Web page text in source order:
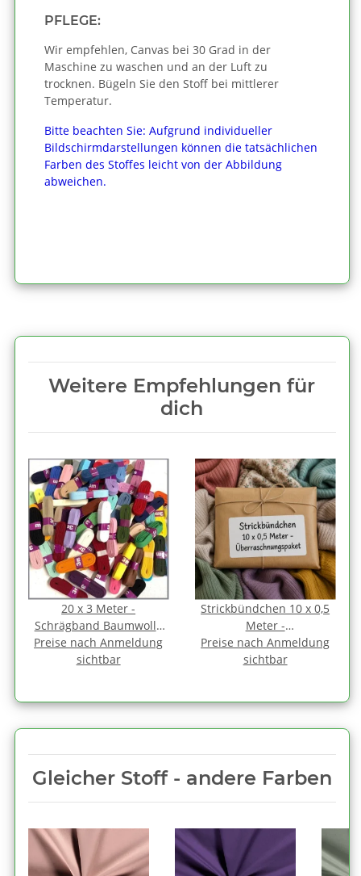
PFLEGE:
Wir empfehlen, Canvas bei 30 Grad in der
Maschine zu waschen und an der Luft zu
trocknen. Bügeln Sie den Stoff bei mittlerer
Temperatur.
Bitte beachten Sie: Aufgrund individueller
Bildschirmdarstellungen können die tatsächlichen
Farben des Stoffes leicht von der Abbildung
abweichen.
Weitere Empfehlungen für
dich
20 x 3 Meter -
Schrägband Baumwolle
1,2 cm FARBMIX gefalzt
Preise nach Anmeldung
sichtbar
Strickbündchen 10 x 0,5
Meter -
Überraschnungspaket
Preise nach Anmeldung
sichtbar
Gleicher Stoff - andere Farben